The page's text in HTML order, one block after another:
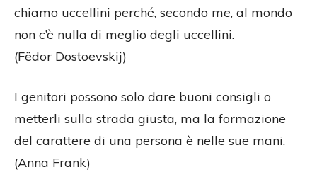
chiamo uccellini perché, secondo me, al mondo
non c’è nulla di meglio degli uccellini.
(Fëdor Dostoevskij)
I genitori possono solo dare buoni consigli o
metterli sulla strada giusta, ma la formazione
del carattere di una persona è nelle sue mani.
(Anna Frank)